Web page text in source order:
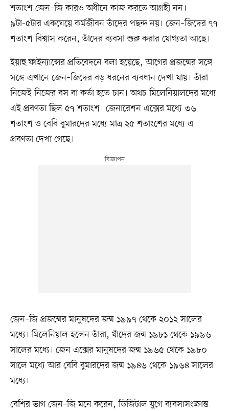
শতাংশ জেন–জি কারও অধীনে কাজ করতে আগ্রহী নন।
৯টা-৫টার একঘেয়ে কর্মজীবন তাঁদের পছন্দ নয়। জেন–জিদের ৭৭
শতাংশ বিশ্বাস করেন, তাঁদের ব্যবসা শুরু করার যোগ্যতা আছে।
ইয়াহু ফাইন্যান্সের প্রতিবেদনে বলা হয়েছে, আগের প্রজন্মের সঙ্গে
সঙ্গে এখানে জেন–জিদের বড় ধরনের ব্যবধান দেখা যায়। তাঁরা
নিজেই নিজের বস বা কর্তা হতে চান। অথচ মিলেনিয়ালদের মধ্যে
এই প্রবণতা ছিল ৫৭ শতাংশ। জেনারেশন এক্সের মধ্যে ৩৬
শতাংশ ও বেবি বুমারদের মধ্যে মাত্র ২৫ শতাংশের মধ্যে এ
প্রবণতা দেখা গেছে।
জেন–জি প্রজন্মের মানুষদের জন্ম ১৯৯৭ থেকে ২০১২ সালের
মধ্যে। মিলেনিয়াল হলেন তাঁরা, যাঁদের জন্ম ১৯৮১ থেকে ১৯৯৬
সালের মধ্যে। জেন এক্সের মানুষদের জন্ম ১৯৬৫ থেকে ১৯৮০
সালে মধ্যে আর বেবি বুমারদের জন্ম ১৯৪৬ থেকে ১৯৬৪ সালের
মধ্যে।
বেশির ভাগ জেন–জি মনে করেন, ডিজিটাল যুগে ব্যবসাসংক্রান্ত